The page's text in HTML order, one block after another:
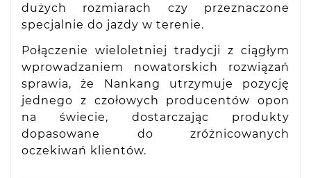
dużych rozmiarach czy przeznaczone
specjalnie do jazdy w terenie.
Połączenie wieloletniej tradycji z ciągłym
wprowadzaniem nowatorskich rozwiązań
sprawia, że Nankang utrzymuje pozycję
jednego z czołowych producentów opon
na świecie, dostarczając produkty
dopasowane do zróżnicowanych
oczekiwań klientów.